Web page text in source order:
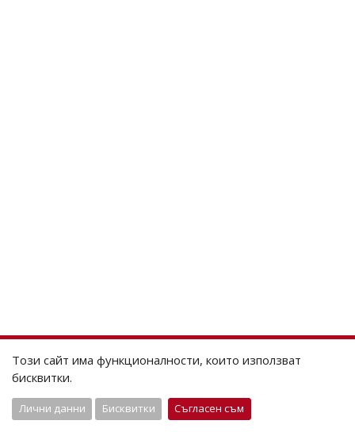
Този сайт има функционалности, които използват
бисквитки.
Лични данни Бисквитки Съгласен съм